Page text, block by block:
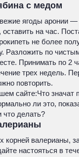
с медом
ягоды аронии —
оставить на час.
не более
Разложить по
Принимать по 2
трех недель.
повторить.
сайте:Что значат
ли это,
что делать?
корней валерианы,
настояться в